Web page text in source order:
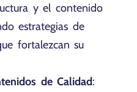
y el contenido
estrategias de
fortalezcan su
de Calidad: